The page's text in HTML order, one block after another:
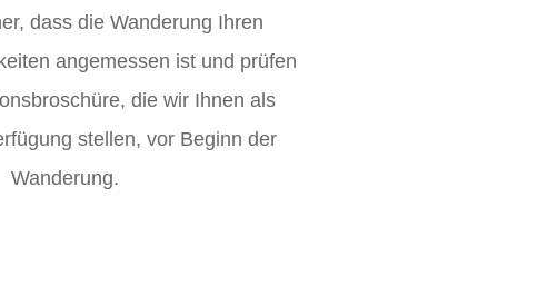
dass die Wanderung Ihren
angemessen ist und prüfen
die wir Ihnen als
stellen, vor Beginn der
Wanderung.